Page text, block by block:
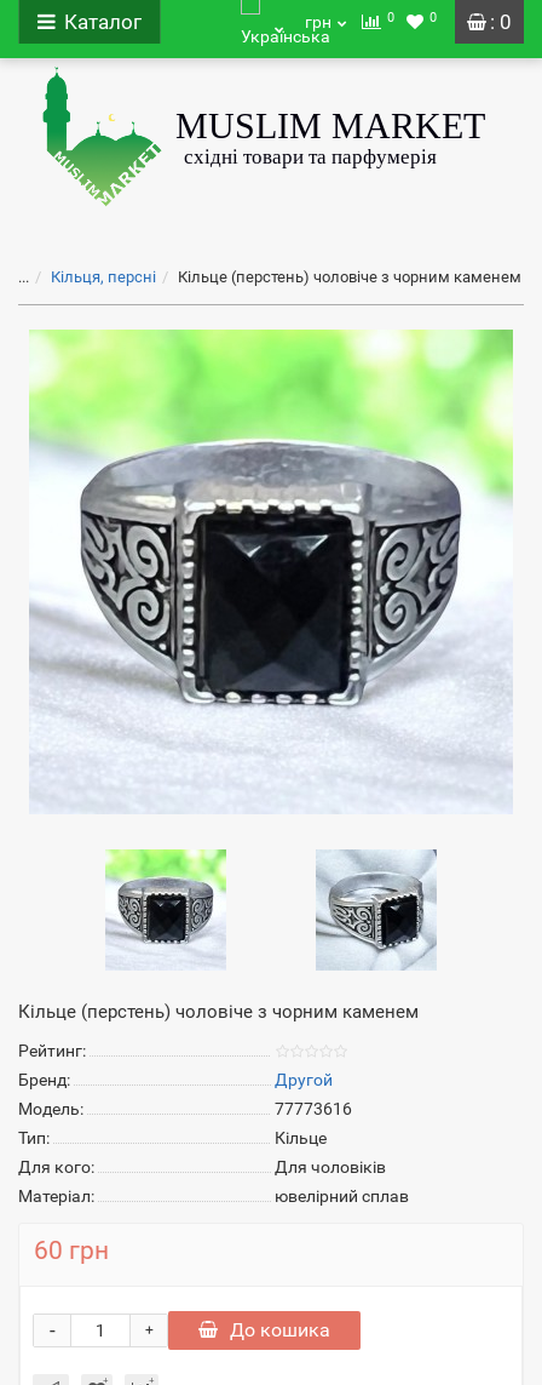
: 0
Каталог грн 0 0
... Кільця, персні Кільце (перстень) чоловіче з чорним каменем
Кільце (перстень) чоловіче з чорним каменем
Рейтинг:
Бренд:
Другой
Модель:
77773616
Тип:
Кільце
Для кого:
Для чоловіків
Матеріал:
ювелірний сплав
60 грн
+
- До кошика